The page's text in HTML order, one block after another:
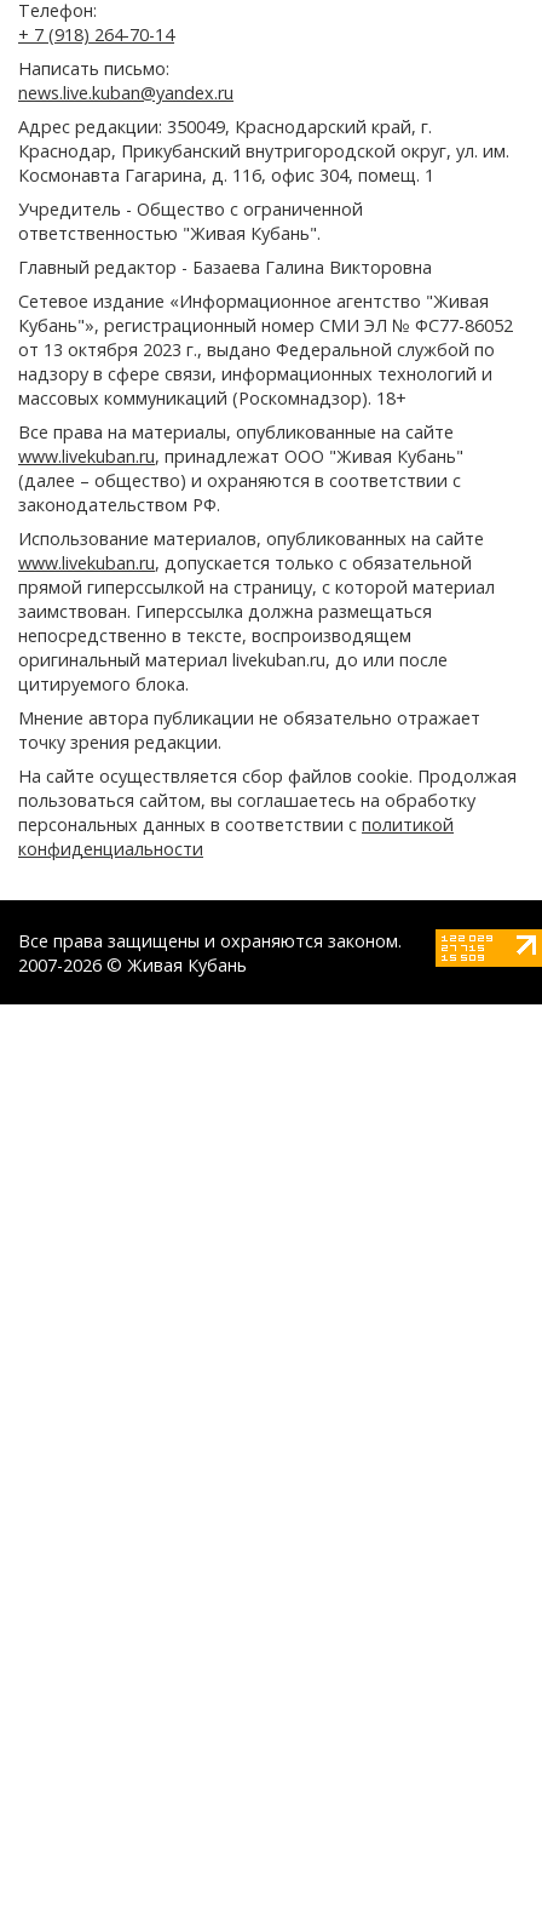
Телефон:
+ 7 (918) 264-70-14
Написать письмо:
news.live.kuban@yandex.ru
Адрес редакции: 350049, Краснодарский край, г.
Краснодар, Прикубанский внутригородской округ, ул. им.
Космонавта Гагарина, д. 116, офис 304, помещ. 1
Учредитель - Общество с ограниченной
ответственностью "Живая Кубань".
Главный редактор - Базаева Галина Викторовна
Сетевое издание «Информационное агентство "Живая
Кубань"», регистрационный номер СМИ ЭЛ № ФС77-86052
от 13 октября 2023 г., выдано Федеральной службой по
надзору в сфере связи, информационных технологий и
массовых коммуникаций (Роскомнадзор). 18+
Все права на материалы, опубликованные на сайте
www.livekuban.ru, принадлежат ООО "Живая Кубань"
(далее – общество) и охраняются в соответствии с
законодательством РФ.
Использование материалов, опубликованных на сайте
www.livekuban.ru, допускается только с обязательной
прямой гиперссылкой на страницу, с которой материал
заимствован. Гиперссылка должна размещаться
непосредственно в тексте, воспроизводящем
оригинальный материал livekuban.ru, до или после
цитируемого блока.
Мнение автора публикации не обязательно отражает
точку зрения редакции.
На сайте осуществляется сбор файлов cookie. Продолжая
пользоваться сайтом, вы соглашаетесь на обработку
персональных данных в соответствии с политикой
конфиденциальности
Все права защищены и охраняются законом.
2007-2026 © Живая Кубань